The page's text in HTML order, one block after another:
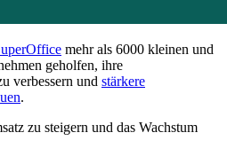
mehr als 6000 kleinen und
geholfen, ihre
verbessern und stärkere
.
zu steigern und das Wachstum